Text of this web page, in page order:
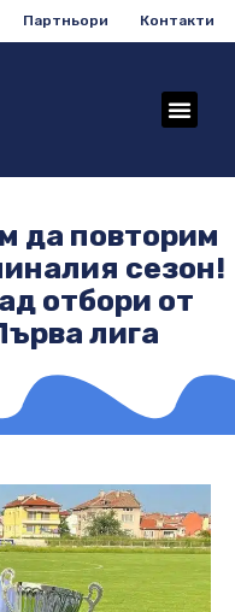
Партньори Контакти
да повторим
сезон!
отбори от
лига